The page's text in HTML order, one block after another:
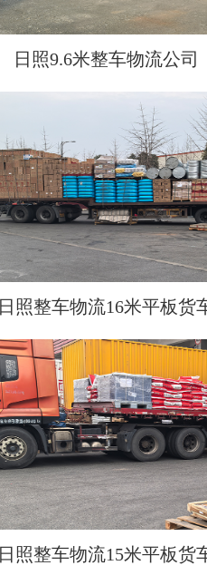
日照9.6米整车物流公司
日照整车物流16米平板货
日照整车物流15米平板货